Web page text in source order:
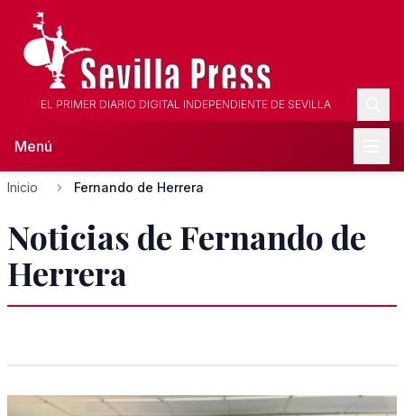
EL PRIMER DIARIO DIGITAL INDEPENDIENTE DE SEVILLA
Menú
Inicio Fernando de Herrera
Noticias de Fernando de
Herrera